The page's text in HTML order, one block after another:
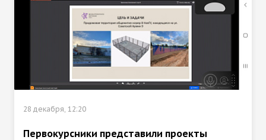
28 декабря, 12:20
Первокурсники представили проекты